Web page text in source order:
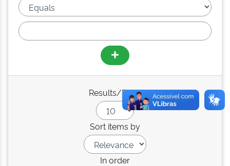
Results/Page
Sort items by
In order